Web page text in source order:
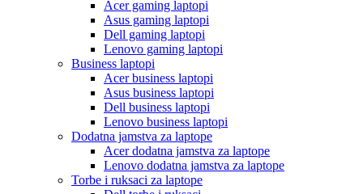
Acer gaming laptopi
Asus gaming laptopi
Dell gaming laptopi
Lenovo gaming laptopi
Business laptopi
Acer business laptopi
Asus business laptopi
Dell business laptopi
Lenovo business laptopi
Dodatna jamstva za laptope
Acer dodatna jamstva za laptope
Lenovo dodatna jamstva za laptope
Torbe i ruksaci za laptope